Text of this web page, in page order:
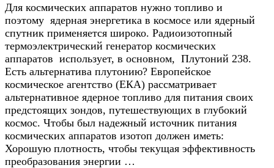
Для космических аппаратов нужно топливо и
поэтому ядерная энергетика в космосе или ядерный
спутник применяется широко. Радиоизотопный
термоэлектрический генератор космических
аппаратов использует, в основном, Плутоний 238.
Есть альтернатива плутонию? Европейское
космическое агентство (ЕКА) рассматривает
альтернативное ядерное топливо для питания своих
предстоящих зондов, путешествующих в глубокий
космос. Чтобы был надежный источник питания
космических аппаратов изотоп должен иметь:
Хорошую плотность, чтобы текущая эффективность
преобразования энергии …